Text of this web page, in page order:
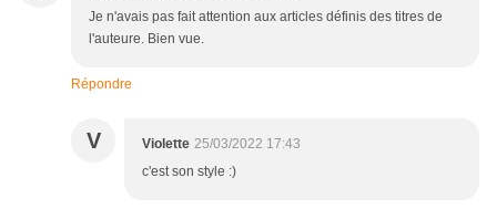
Je n'avais pas fait attention aux articles définis des titres de
l'auteure. Bien vue.
Répondre
V Violette 25/03/2022 17:43
c'est son style :)